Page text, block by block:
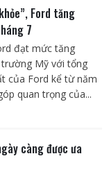
Ford tăng
7
đạt mức tăng
Mỹ với tổng
của Ford kể từ năm
quan trọng của...
càng được ưa